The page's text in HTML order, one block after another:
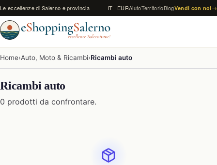
Vai al contenuto
Le eccellenze di Salerno e provincia IT · EURAiutoTerritorioBlogVendi con noi→
Home›Auto, Moto & Ricambi›Ricambi auto
Ricambi auto
0 prodotti da confrontare.